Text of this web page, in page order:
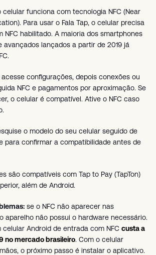
celular funciona com tecnologia NFC (Near
Para usar o Fala Tap, o celular precisa
NFC habilitado. A maioria dos smartphones
avançados lançados a partir de 2019 já
acesse configurações, depois conexões ou
NFC e pagamentos por aproximação. Se
o celular é compatível. Ative o NFC caso
o modelo do seu celular seguido de
para confirmar a compatibilidade antes de
são compatíveis com Tap to Pay (TapTon)
além de Android.
se o NFC não aparecer nas
aparelho não possui o hardware necessário.
celular Android de entrada com NFC custa a
no mercado brasileiro. Com o celular
o próximo passo é instalar o aplicativo.